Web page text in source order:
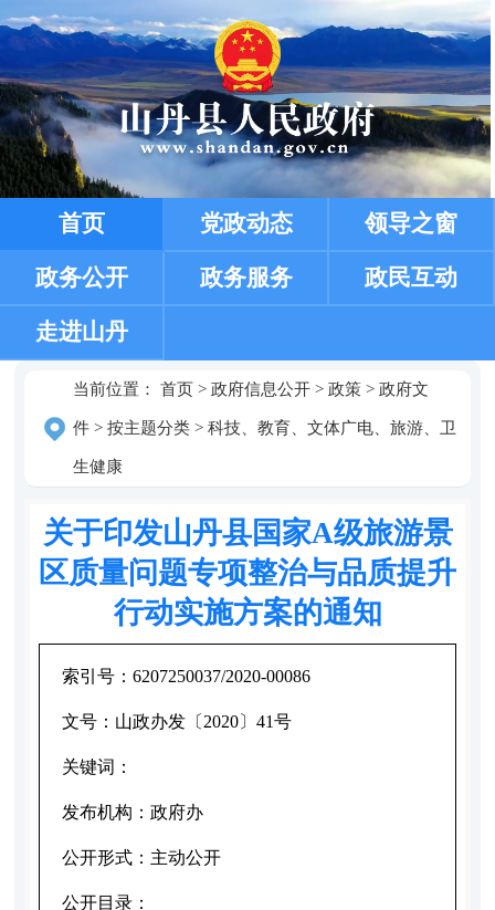
首页 党政动态 领导之窗
政务公开 政务服务 政民互动
走进山丹
当前位置： 首页> 政府信息公开> 政策> 政府文
件> 按主题分类> 科技、教育、文体广电、旅游、卫
生健康
关于印发山丹县国家A级旅游景
区质量问题专项整治与品质提升
行动实施方案的通知
索引号： 6207250037/2020-00086
文号： 山政办发〔2020〕41号
关键词：
发布机构： 政府办
公开形式： 主动公开
公开目录：